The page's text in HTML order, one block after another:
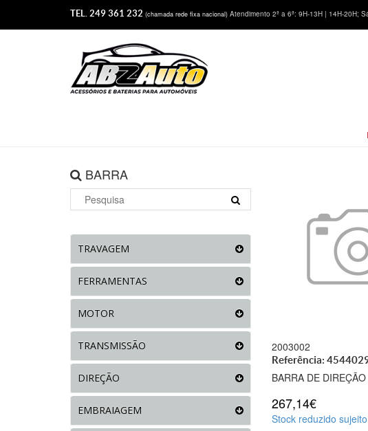
TEL. 249 361 232 (chamada rede fixa nacional) Atendimento 2ª a 6ª: 9H-13H | 14H-20H;
BARRA
TRAVAGEM
FERRAMENTAS
MOTOR
TRANSMISSÃO
DIREÇÃO
EMBRAIAGEM
2003002
Referência:
BARRA DE
267,14€
Stock reduzido